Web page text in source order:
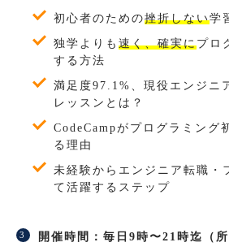
初心者のための挫折しない学
独学よりも 速く、確実にプロ
する方法
満足度97.1%、現役エンジニ
レッスンとは？
CodeCampがプログラミング
る理由
未経験からエンジニア転職・
て活躍するステップ
開催時間：毎日9時〜21時迄（所